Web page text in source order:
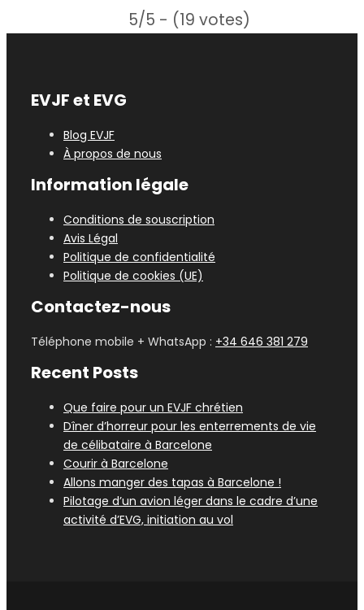
5/5 - (19 votes)
EVJF et EVG
Blog EVJF
À propos de nous
Information légale
Conditions de souscription
Avis Légal
Politique de confidentialité
Politique de cookies (UE)
Contactez-nous
Téléphone mobile + WhatsApp : +34 646 381 279
Recent Posts
Que faire pour un EVJF chrétien
Dîner d’horreur pour les enterrements de vie
de célibataire à Barcelone
Courir à Barcelone
Allons manger des tapas à Barcelone !
Pilotage d’un avion léger dans le cadre d’une
activité d’EVG, initiation au vol